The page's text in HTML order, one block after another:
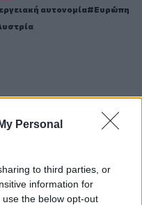
Personal
to third parties, or
information for
the below opt-out
αυτονομία
Ευρώπη